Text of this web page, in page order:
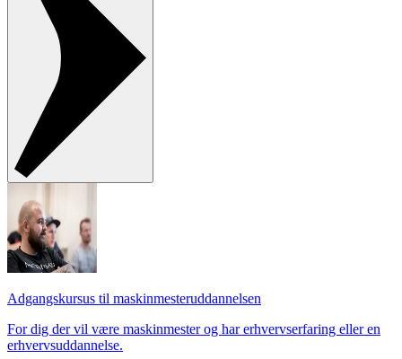
Adgangskursus til maskinmester­uddannelsen
For dig der vil være maskinmester og har erhvervserfaring eller en
erhvervsuddannelse.